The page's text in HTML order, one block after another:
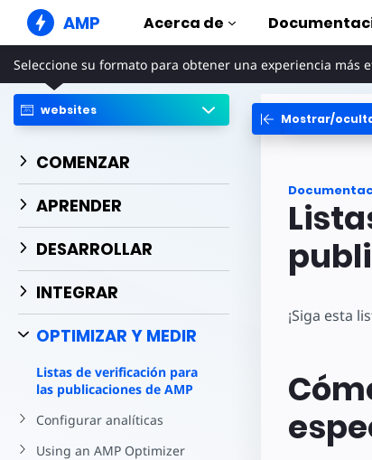
AMP Acerca de
Sitios web de AMP
Cree experiencias web perfectas
Web Stories
Historias agradables para todo
Anuncios AMP
Anuncios súper rápidos en la
Correo electrónico de
Correo electrónico de última
Guías
La
Hands-
Seleccione su formato para obtener una experiencia más
websites
COMENZAR
APRENDER
DESARROLLAR
INTEGRAR
OPTIMIZAR Y MEDIR
Listas de verificación para
las publicaciones de AMP
Configurar analíticas
Using an AMP Optimizer
Mostrar/
¡Siga esta